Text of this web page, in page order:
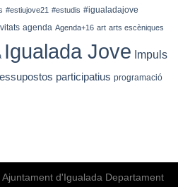
#estiujove21 #estudis #igualadajove
agenda Agenda+16 art arts escèniques
Igualada Jove Impuls
participatius programació
Ajuntament d'Igualada Departament